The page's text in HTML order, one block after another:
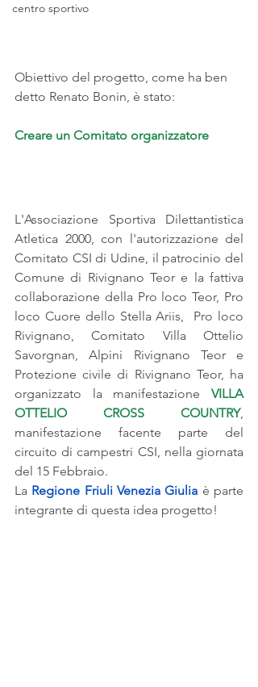
centro sportivo
Obiettivo del progetto, come ha ben
detto Renato Bonin, è stato:
Creare un Comitato organizzatore
L'Associazione Sportiva Dilettantistica
Atletica 2000, con l'autorizzazione del
Comitato CSI di Udine, il patrocinio del
Comune di Rivignano Teor e la fattiva
collaborazione della Pro loco Teor, Pro
loco Cuore dello Stella Ariis,  Pro loco
Rivignano, Comitato Villa Ottelio
Savorgnan, Alpini Rivignano Teor e
Protezione civile di Rivignano Teor, ha
organizzato la manifestazione VILLA
OTTELIO CROSS COUNTRY,
manifestazione facente parte del
circuito di campestri CSI, nella giornata
del 15 Febbraio.
La Regione Friuli Venezia Giulia è parte
integrante di questa idea progetto!